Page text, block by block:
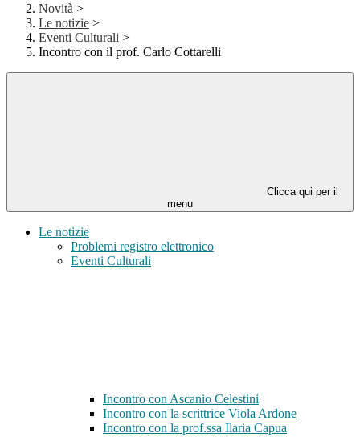
Novità >
Le notizie >
Eventi Culturali >
Incontro con il prof. Carlo Cottarelli
Clicca qui per il
menu
Le notizie
Problemi registro elettronico
Eventi Culturali
Incontro con Ascanio Celestini
Incontro con la scrittrice Viola Ardone
Incontro con la prof.ssa Ilaria Capua